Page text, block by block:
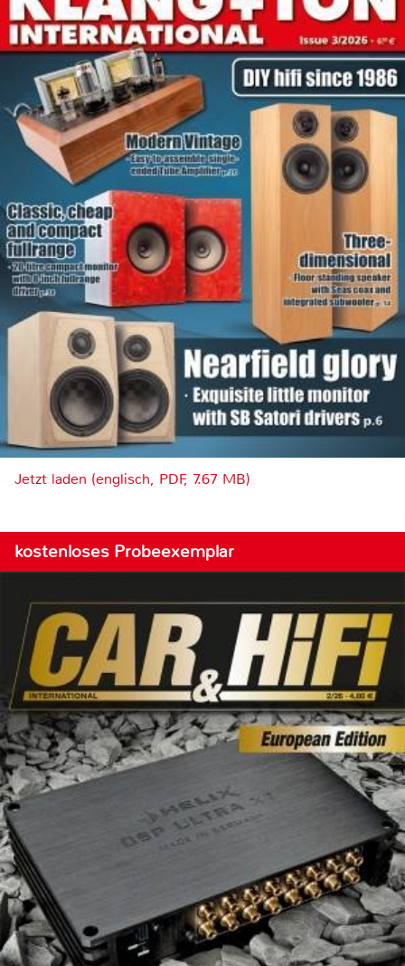
Jetzt laden (englisch, PDF, 7.67 MB)
kostenloses Probeexemplar